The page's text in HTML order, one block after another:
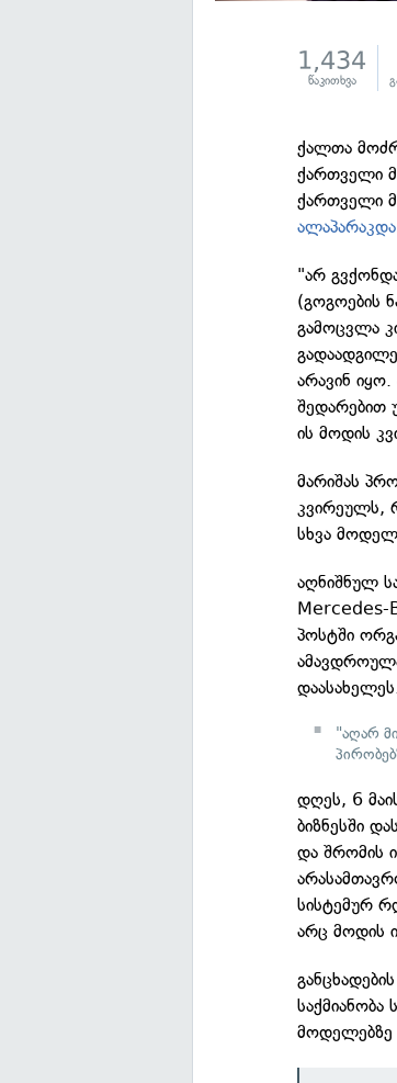
1,434
წაკითხვა
ქალთა
ქართველი
ქართველი
ალაპარაკდა
"არ
(გოგოების
გამოცვლა
არავინ იყო.
ის მოდის
მარიშას
კვირეულს,
სხვა
აღნიშნულ
Mercedes-
პოსტში
"აღარ
დღეს, 6
ბიზნესში
და შრომის
სისტემურ
არც მოდის